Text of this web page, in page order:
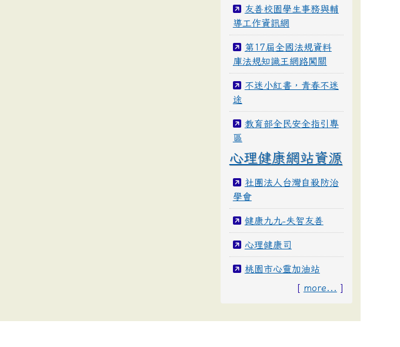
友善校園學生事務與輔
導工作資訊網
第17屆全國法規資料
庫法規知識王網路闖關
不迷小紅書，青春不迷
途
教育部全民安全指引專
區
心理健康網站資源
社團法人台灣自殺防治
學會
健康九九-失智友善
心理健康司
桃園市心靈加油站
[ more... ]